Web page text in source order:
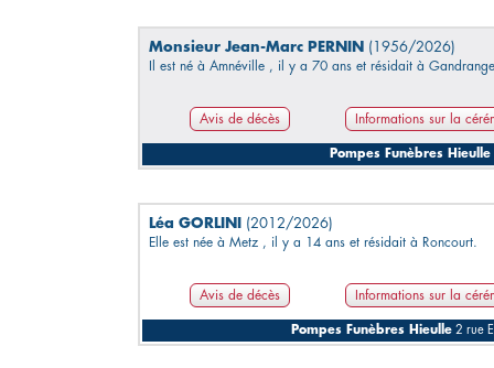
Monsieur Jean-Marc PERNIN (1956/2026)
Il est né à Amnéville , il y a 70 ans et résidait à
Avis de décès Informations sur la
Pompes Funèbres Hieulle
Léa GORLINI (2012/2026)
Elle est née à Metz , il y a 14 ans et résidait à Roncourt.
Avis de décès Informations sur la
Pompes Funèbres Hieulle 2 rue